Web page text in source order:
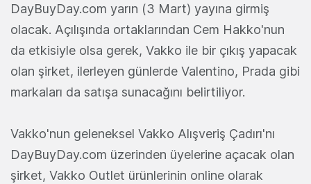
DayBuyDay.com yarın (3 Mart) yayına girmiş
olacak. Açılışında ortaklarından Cem Hakko'nun
da etkisiyle olsa gerek, Vakko ile bir çıkış yapacak
olan şirket, ilerleyen günlerde Valentino, Prada gibi
markaları da satışa sunacağını belirtiliyor.
Vakko'nun geleneksel Vakko Alışveriş Çadırı'nı
DayBuyDay.com üzerinden üyelerine açacak olan
şirket, Vakko Outlet ürünlerinin online olarak